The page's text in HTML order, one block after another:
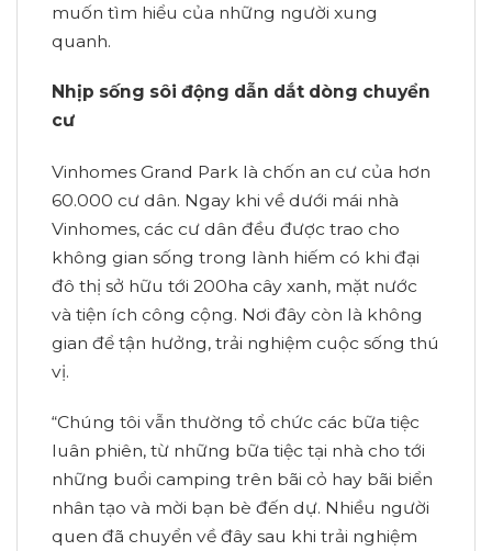
muốn tìm hiểu của những người xung
quanh.
Nhịp sống sôi động dẫn dắt dòng chuyển
cư
Vinhomes Grand Park là chốn an cư của hơn
60.000 cư dân. Ngay khi về dưới mái nhà
Vinhomes, các cư dân đều được trao cho
không gian sống trong lành hiếm có khi đại
đô thị sở hữu tới 200ha cây xanh, mặt nước
và tiện ích công cộng. Nơi đây còn là không
gian để tận hưởng, trải nghiệm cuộc sống thú
vị.
“Chúng tôi vẫn thường tổ chức các bữa tiệc
luân phiên, từ những bữa tiệc tại nhà cho tới
những buổi camping trên bãi cỏ hay bãi biển
nhân tạo và mời bạn bè đến dự. Nhiều người
quen đã chuyển về đây sau khi trải nghiệm